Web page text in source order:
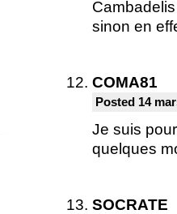
Cambadelis
sinon en
COMA81
Posted 14
Je suis
quelques
SOCRATE